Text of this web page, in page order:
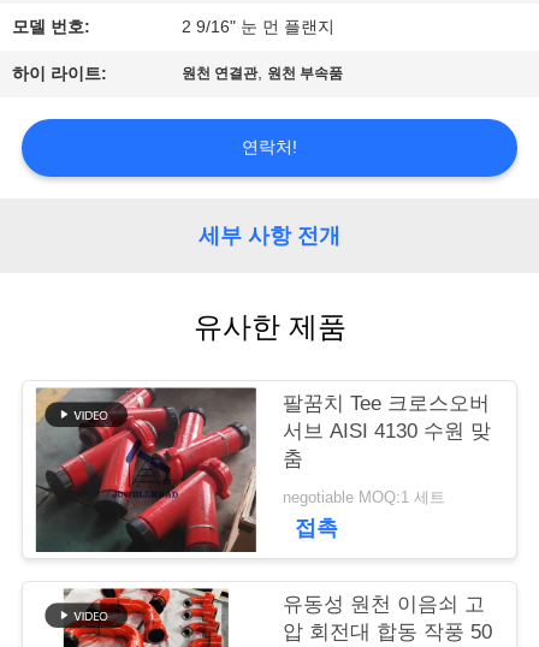
여
행
품
연
요
모델 번호: 2 9/16" 눈 먼 플랜지
하이 라이트: 원천 연결관, 원천 부속품
연락처!
세부 사항 전개
유사한 제품
팔꿈치 Tee 크로스오버
서브 AISI 4130 수원 맞
춤
negotiable MOQ:1 세트
접촉
유동성 원천 이음쇠 고
압 회전대 합동 작풍 50